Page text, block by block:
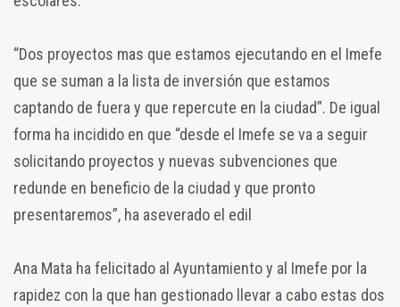
“Dos proyectos mas que estamos ejecutando en el Imefe
que se suman a la lista de inversión que estamos
captando de fuera y que repercute en la ciudad”. De igual
forma ha incidido en que “desde el Imefe se va a seguir
solicitando proyectos y nuevas subvenciones que
redunde en beneficio de la ciudad y que pronto
presentaremos”, ha aseverado el edil
Ana Mata ha felicitado al Ayuntamiento y al Imefe por la
rapidez con la que han gestionado llevar a cabo estas dos